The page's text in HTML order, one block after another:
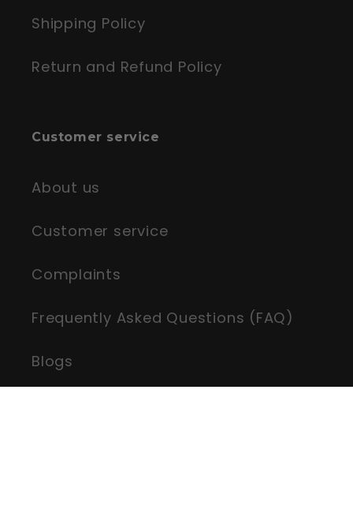
Shipping Policy
Return and Refund Policy
Customer service
About us
Customer service
Complaints
Frequently Asked Questions (FAQ)
Blogs